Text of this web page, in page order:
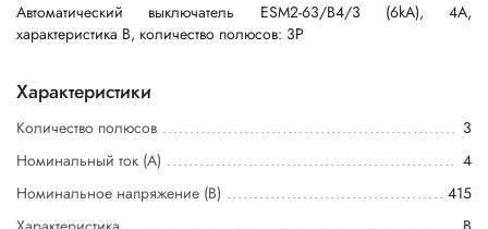
Автоматический выключатель ESM2-63/B4/3 (6kA), 4A,
характеристика B, количество полюсов: 3P
Характеристики
Количество полюсов
3
Номинальный ток (А)
4
Номинальное напряжение (В)
415